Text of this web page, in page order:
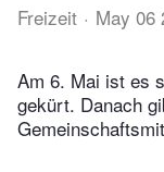
Freizeit May 06
Am 6. Mai ist es
gekürt. Danach